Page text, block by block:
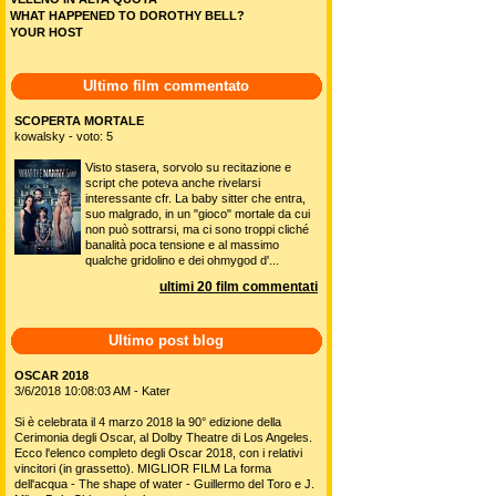
WHAT HAPPENED TO DOROTHY BELL?
YOUR HOST
Ultimo film commentato
SCOPERTA MORTALE
kowalsky - voto: 5
Visto stasera, sorvolo su recitazione e
script che poteva anche rivelarsi
interessante cfr. La baby sitter che entra,
suo malgrado, in un "gioco" mortale da cui
non può sottrarsi, ma ci sono troppi cliché
banalità poca tensione e al massimo
qualche gridolino e dei ohmygod d'...
ultimi 20 film commentati
Ultimo post blog
OSCAR 2018
3/6/2018 10:08:03 AM - Kater
Si è celebrata il 4 marzo 2018 la 90° edizione della
Cerimonia degli Oscar, al Dolby Theatre di Los Angeles.
Ecco l'elenco completo degli Oscar 2018, con i relativi
vincitori (in grassetto). MIGLIOR FILM La forma
dell'acqua - The shape of water - Guillermo del Toro e J.